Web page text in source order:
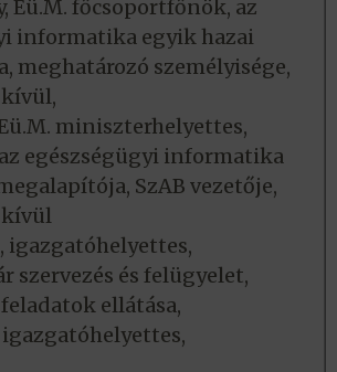
Eü.M. főcsoportfőnök, az
informatika egyik hazai
meghatározó személyisége,
miniszterhelyettes,
egészségügyi informatika
SzAB vezetője,
igazgatóhelyettes,
szervezés és felügyelet,
ellátása,
igazgatóhelyettes,